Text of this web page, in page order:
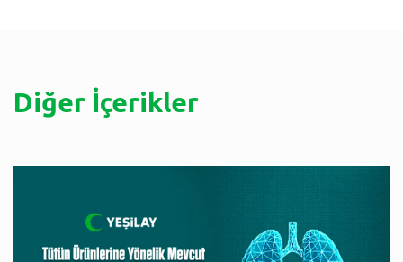
Diğer İçerikler